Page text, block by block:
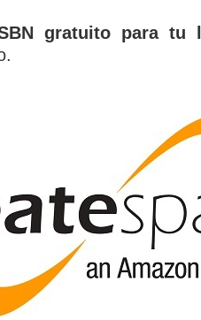
gratuito para tu